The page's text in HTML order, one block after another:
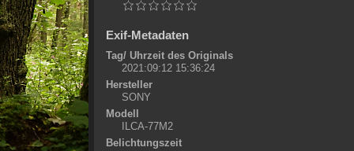
Exif-Metadaten
Tag/ Uhrzeit des Originals
2021:09:12 15:36:24
Hersteller
SONY
Modell
ILCA-77M2
Belichtungszeit